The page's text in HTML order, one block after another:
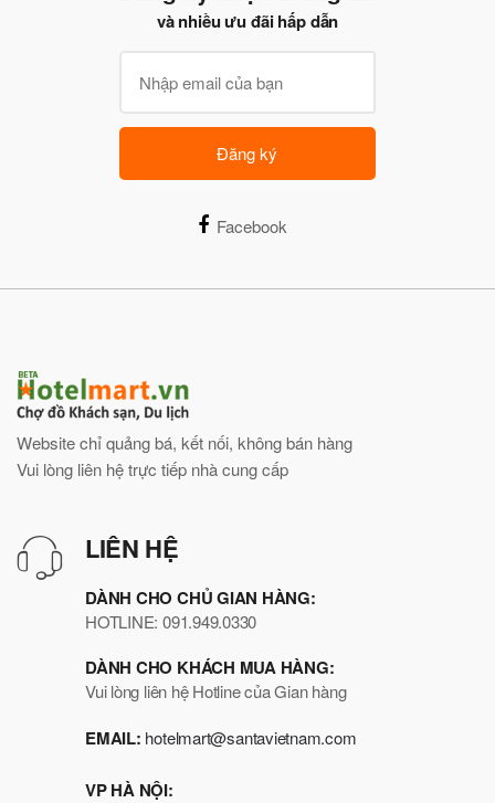
và nhiều ưu đãi hấp dẫn
Đăng ký
Facebook
Website chỉ quảng bá, kết nối, không bán hàng
Vui lòng liên hệ trực tiếp nhà cung cấp
LIÊN HỆ
DÀNH CHO CHỦ GIAN HÀNG:
HOTLINE: 091.949.0330
DÀNH CHO KHÁCH MUA HÀNG:
Vui lòng liên hệ Hotline của Gian hàng
EMAIL: hotelmart@santavietnam.com
VP HÀ NỘI: